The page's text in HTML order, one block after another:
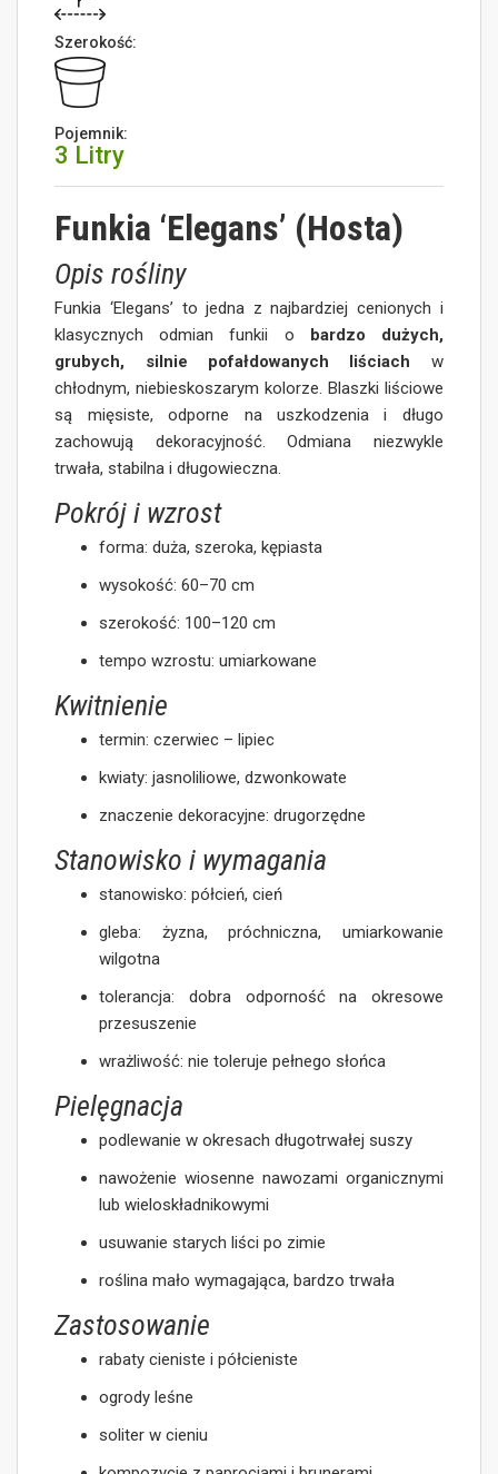
Szerokość:
Pojemnik:
3 Litry
Funkia ‘Elegans’ (Hosta)
Opis rośliny
Funkia ‘Elegans’ to jedna z najbardziej cenionych i
klasycznych odmian funkii o bardzo dużych,
grubych, silnie pofałdowanych liściach w
chłodnym, niebieskoszarym kolorze. Blaszki liściowe
są mięsiste, odporne na uszkodzenia i długo
zachowują dekoracyjność. Odmiana niezwykle
trwała, stabilna i długowieczna.
Pokrój i wzrost
forma: duża, szeroka, kępiasta
wysokość: 60–70 cm
szerokość: 100–120 cm
tempo wzrostu: umiarkowane
Kwitnienie
termin: czerwiec – lipiec
kwiaty: jasnoliliowe, dzwonkowate
znaczenie dekoracyjne: drugorzędne
Stanowisko i wymagania
stanowisko: półcień, cień
gleba: żyzna, próchniczna, umiarkowanie
wilgotna
tolerancja: dobra odporność na okresowe
przesuszenie
wrażliwość: nie toleruje pełnego słońca
Pielęgnacja
podlewanie w okresach długotrwałej suszy
nawożenie wiosenne nawozami organicznymi
lub wieloskładnikowymi
usuwanie starych liści po zimie
roślina mało wymagająca, bardzo trwała
Zastosowanie
rabaty cieniste i półcieniste
ogrody leśne
soliter w cieniu